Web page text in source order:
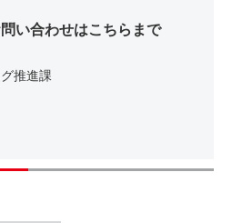
い合わせはこちらまで
推進課